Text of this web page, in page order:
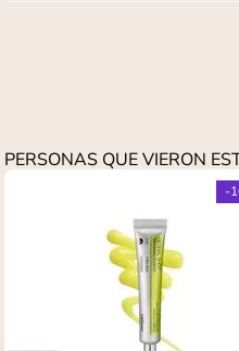
PERSONAS QUE VIERON
-